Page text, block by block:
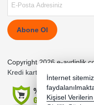
Abone Ol
Copyright 2026 e-
Kredi kartı bilgileriniz
İnternet
Kişisel